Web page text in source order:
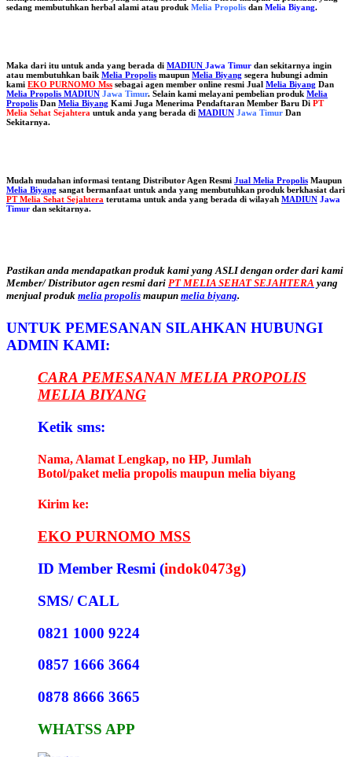
sedang membutuhkan herbal alami atau produk Melia Propolis dan Melia Biyang.
Maka dari itu untuk anda yang berada di MADIUN Jawa Timur dan sekitarnya ingin
atau membutuhkan baik Melia Propolis maupun Melia Biyang segera hubungi admin
kami EKO PURNOMO Mss sebagai agen member online resmi Jual Melia Biyang Dan
Melia Propolis MADIUN Jawa Timur. Selain kami melayani pembelian produk Melia
Propolis Dan Melia Biyang Kami Juga Menerima Pendaftaran Member Baru Di PT
Melia Sehat Sejahtera untuk anda yang berada di MADIUN Jawa Timur Dan
Sekitarnya.
Mudah mudahan informasi tentang Distributor Agen Resmi Jual Melia Propolis Maupun
Melia Biyang sangat bermanfaat untuk anda yang membutuhkan produk berkhasiat dari
PT Melia Sehat Sejahtera terutama untuk anda yang berada di wilayah MADIUN Jawa
Timur dan sekitarnya.
Pastikan anda mendapatkan produk kami yang ASLI dengan order dari kami
Member/ Distributor agen resmi dari PT MELIA SEHAT SEJAHTERA yang
menjual produk melia propolis maupun melia biyang.
UNTUK PEMESANAN SILAHKAN HUBUNGI
ADMIN KAMI:
CARA PEMESANAN MELIA PROPOLIS
MELIA BIYANG
Ketik sms:
Nama, Alamat Lengkap, no HP, Jumlah
Botol/paket melia propolis maupun melia biyang
Kirim ke:
EKO PURNOMO MSS
ID Member Resmi (indok0473g)
SMS/ CALL
0821 1000 9224
0857 1666 3664
0878 8666 3665
WHATSS APP